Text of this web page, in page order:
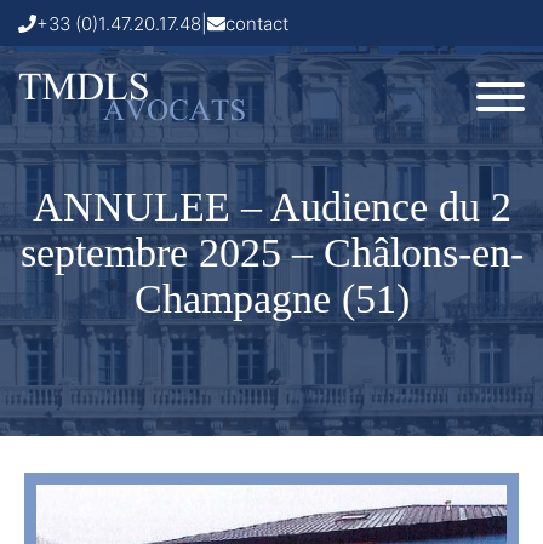
+33 (0)1.47.20.17.48 contact
ANNULEE – Audience du 2
septembre 2025 – Châlons-en-
Champagne (51)